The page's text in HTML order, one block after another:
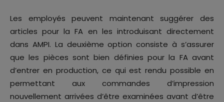
Les employés peuvent maintenant suggérer des
articles pour la FA en les introduisant directement
dans AMPI. La deuxième option consiste à s’assurer
que les pièces sont bien définies pour la FA avant
d’entrer en production, ce qui est rendu possible en
permettant aux commandes d’impression
nouvellement arrivées d’être examinées avant d’être